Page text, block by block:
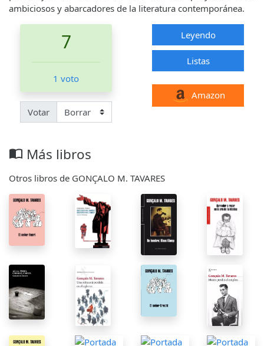
ambiciosos y abarcadores de la literatura contemporánea.
7
1 voto
Votar
Leyendo
Listas
Amazon
import_contacts Más libros
Otros libros de GONÇALO M. TAVARES